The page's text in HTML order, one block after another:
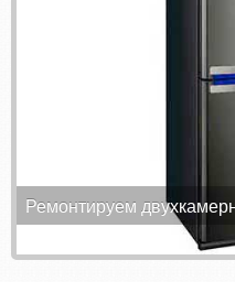
Ремонтируем